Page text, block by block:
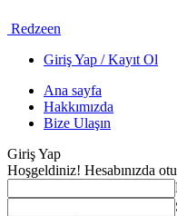
Redzeen
Giriş Yap / Kayıt Ol
Ana sayfa
Hakkımızda
Bize Ulaşın
Giriş Yap
Hoşgeldiniz! Hesabınızda